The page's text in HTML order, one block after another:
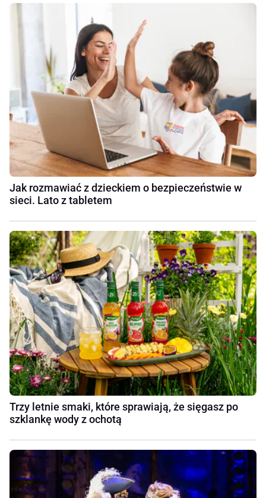
Jak rozmawiać z dzieckiem o bezpieczeństwie w
sieci. Lato z tabletem
Trzy letnie smaki, które sprawiają, że sięgasz po
szklankę wody z ochotą